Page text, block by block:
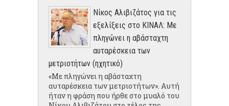
Νίκος Αλιβιζάτος για τις
εξελίξεις στο ΚΙΝΑΛ: Με
πληγώνει η αβάσταχτη
αυταρέσκεια των
μετριοτήτων (ηχητικό)
«Με πληγώνει η αβάσταχτη
αυταρέσκεια των μετριοτήτων». Αυτή
ήταν η φράση που ήρθε στο μυαλό του